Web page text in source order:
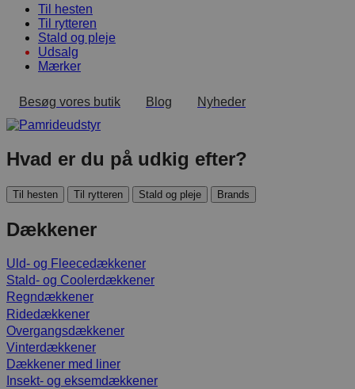
Til hesten
Til rytteren
Stald og pleje
Udsalg
Mærker
Besøg vores butik Blog Nyheder
Hvad er du på udkig efter?
Til hesten Til rytteren Stald og pleje Brands
Dækkener
Uld- og Fleecedækkener
Stald- og Coolerdækkener
Regndækkener
Ridedækkener
Overgangsdækkener
Vinterdækkener
Dækkener med liner
Insekt- og eksemdækkener